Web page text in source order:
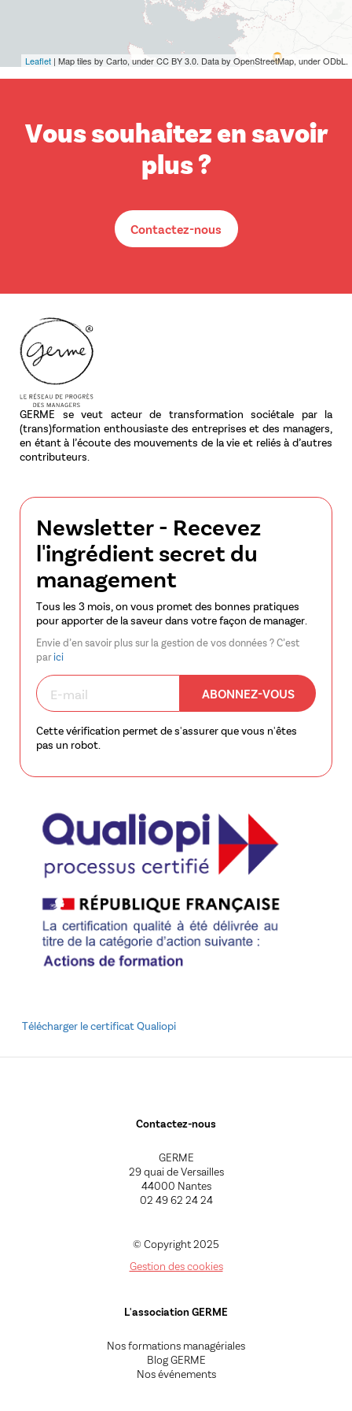
Leaflet | Map tiles by Carto, under CC BY 3.0. Data by OpenStreetMap, under ODbL.
Vous souhaitez en savoir
plus ?
Contactez-nous
GERME se veut acteur de transformation sociétale par la
(trans)formation enthousiaste des entreprises et des managers,
en étant à l’écoute des mouvements de la vie et reliés à d’autres
contributeurs.
Newsletter - Recevez
l'ingrédient secret du
management
Tous les 3 mois, on vous promet des bonnes pratiques
pour apporter de la saveur dans votre façon de manager.
Envie d’en savoir plus sur la gestion de vos données ? C’est
parici
Cette vérification permet de s'assurer que vous n'êtes
pas un robot.
ABONNEZ-VOUS
Télécharger le certificat Qualiopi
Contactez-nous
GERME
29 quai de Versailles
44000 Nantes
02 49 62 24 24
© Copyright 2025
Gestion des cookies
L'association GERME
Nos formations managériales
Blog GERME
Nos événements